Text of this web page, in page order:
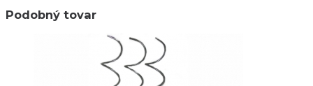
Podobný tovar